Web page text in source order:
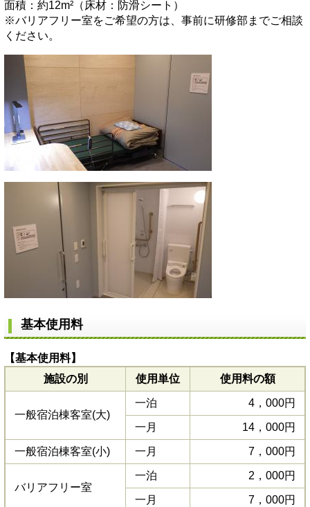
面積：約12m²（床材：防滑シート）
※バリアフリー室をご希望の方は、事前に研修部までご相談
ください。
基本使用料
【基本使用料】
施設の別
使用単位 使用料の額
一般宿泊棟客室(大)
一泊 4，000円
一月 14，000円
一般宿泊棟客室(小) 一月 7，000円
バリアフリー室
一泊 2，000円
一月 7，000円